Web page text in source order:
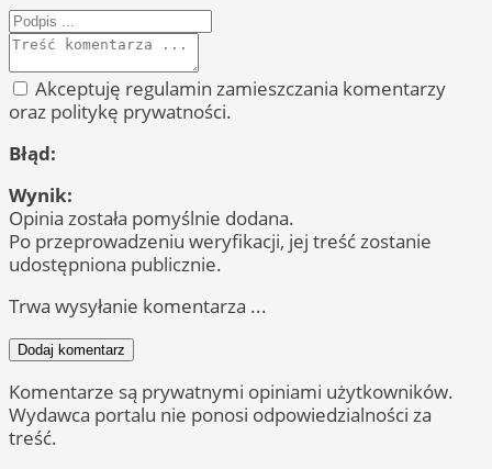
Akceptuję regulamin zamieszczania komentarzy
oraz politykę prywatności.
Błąd:
Wynik:
Opinia została pomyślnie dodana.
Po przeprowadzeniu weryfikacji, jej treść zostanie
udostępniona publicznie.
Trwa wysyłanie komentarza ...
Dodaj komentarz
Komentarze są prywatnymi opiniami użytkowników.
Wydawca portalu nie ponosi odpowiedzialności za
treść.